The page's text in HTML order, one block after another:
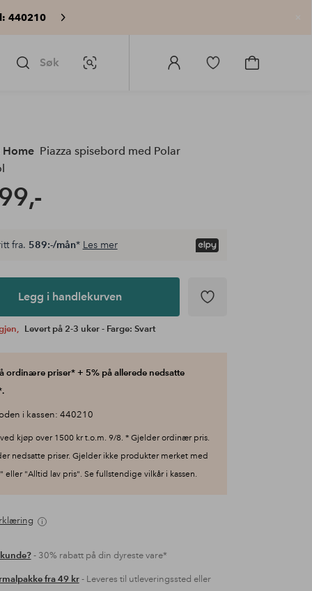
440210
Søk Bildesøk
Logg
Gå
Gå
Home Piazza spisebord med Polar
fra. 589:-/mån* Les mer
Legg i handlekurven
Levert på 2-3 uker - Farge: Svart
ordinære priser* + 5% på allerede nedsatte
i kassen: 440210
kjøp over 1500 kr t.o.m. 9/8. * Gjelder ordinær pris.
nedsatte priser. Gjelder ikke produkter merket med
eller "Alltid lav pris". Se fullstendige vilkår i kassen.
- 30% rabatt på din dyreste vare*
fra 49 kr- Leveres til utleveringssted eller